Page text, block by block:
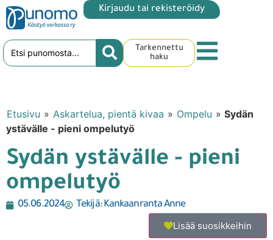
Kirjaudu tai rekisteröidy
Tarkennettu
haku
Etusivu » Askartelua, pientä kivaa » Ompelu » Sydän
ystävälle - pieni ompelutyö
Sydän ystävälle - pieni
ompelutyö
05.06.2024 Tekijä:Kankaanranta Anne
Lisää suosikkeihin